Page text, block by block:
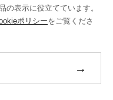
送方法
の表示に役立てています。
ポリシーをご覧くださ
→